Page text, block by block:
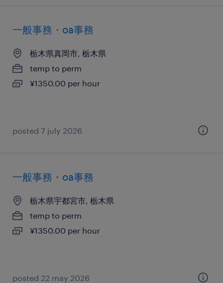
一般事務・oa事務
栃木県真岡市, 栃木県
temp to perm
¥1350.00 per hour
posted 7 july 2026
一般事務・oa事務
栃木県宇都宮市, 栃木県
temp to perm
¥1350.00 per hour
posted 22 may 2026